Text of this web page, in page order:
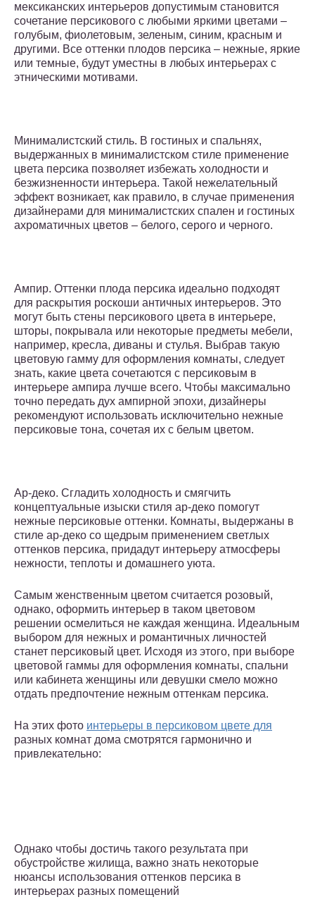
мексиканских интерьеров допустимым становится
сочетание персикового с любыми яркими цветами –
голубым, фиолетовым, зеленым, синим, красным и
другими. Все оттенки плодов персика – нежные, яркие
или темные, будут уместны в любых интерьерах с
этническими мотивами.
Минималистский стиль. В гостиных и спальнях,
выдержанных в минималистском стиле применение
цвета персика позволяет избежать холодности и
безжизненности интерьера. Такой нежелательный
эффект возникает, как правило, в случае применения
дизайнерами для минималистских спален и гостиных
ахроматичных цветов – белого, серого и черного.
Ампир. Оттенки плода персика идеально подходят
для раскрытия роскоши античных интерьеров. Это
могут быть стены персикового цвета в интерьере,
шторы, покрывала или некоторые предметы мебели,
например, кресла, диваны и стулья. Выбрав такую
цветовую гамму для оформления комнаты, следует
знать, какие цвета сочетаются с персиковым в
интерьере ампира лучше всего. Чтобы максимально
точно передать дух ампирной эпохи, дизайнеры
рекомендуют использовать исключительно нежные
персиковые тона, сочетая их с белым цветом.
Ар-деко. Сгладить холодность и смягчить
концептуальные изыски стиля ар-деко помогут
нежные персиковые оттенки. Комнаты, выдержаны в
стиле ар-деко со щедрым применением светлых
оттенков персика, придадут интерьеру атмосферы
нежности, теплоты и домашнего уюта.
Самым женственным цветом считается розовый,
однако, оформить интерьер в таком цветовом
решении осмелиться не каждая женщина. Идеальным
выбором для нежных и романтичных личностей
станет персиковый цвет. Исходя из этого, при выборе
цветовой гаммы для оформления комнаты, спальни
или кабинета женщины или девушки смело можно
отдать предпочтение нежным оттенкам персика.
На этих фото интерьеры в персиковом цвете для
разных комнат дома смотрятся гармонично и
привлекательно:
Однако чтобы достичь такого результата при
обустройстве жилища, важно знать некоторые
нюансы использования оттенков персика в
интерьерах разных помещений